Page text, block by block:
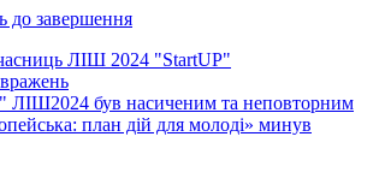
до завершення
ЛІШ 2024 "StartUP"
ЛІШ2024 був насиченим та неповторним
план дій для молоді» минув